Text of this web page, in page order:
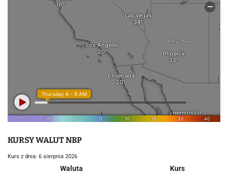
KURSY WALUT NBP
Kurs z dnia: 6 sierpnia 2026
Waluta
Kurs